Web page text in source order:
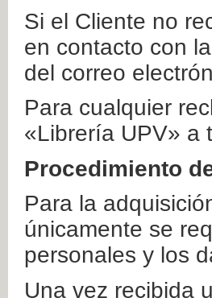
Si el Cliente no
en contacto con
del correo
Para cualquier
«Librería UPV» a
Procedimiento
Para la
únicamente se
personales y los
Una vez recibida